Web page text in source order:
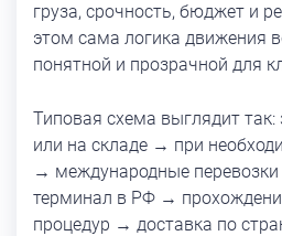
груза, срочность, бюджет и
этом сама логика движения
понятной и прозрачной для
Типовая схема выглядит
или на складе → при
→ международные
терминал в РФ →
процедур → доставка по